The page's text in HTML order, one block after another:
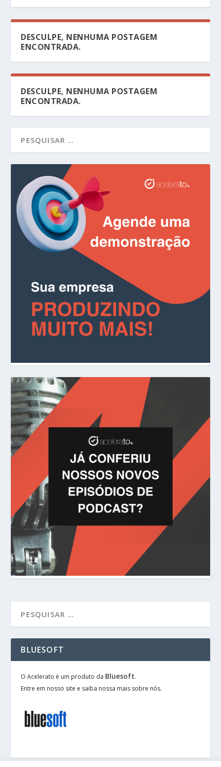
DESCULPE, NENHUMA POSTAGEM
ENCONTRADA.
DESCULPE, NENHUMA POSTAGEM
ENCONTRADA.
BLUESOFT
O Acelerato é um produto da Bluesoft.
Entre em nosso site e saiba nossa mais sobre nós.